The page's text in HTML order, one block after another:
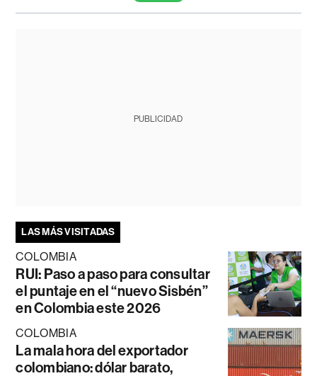
PUBLICIDAD
LAS MÁS VISITADAS
COLOMBIA
RUI: Paso a paso para consultar
el puntaje en el “nuevo Sisbén”
en Colombia este 2026
COLOMBIA
La mala hora del exportador
colombiano: dólar barato,